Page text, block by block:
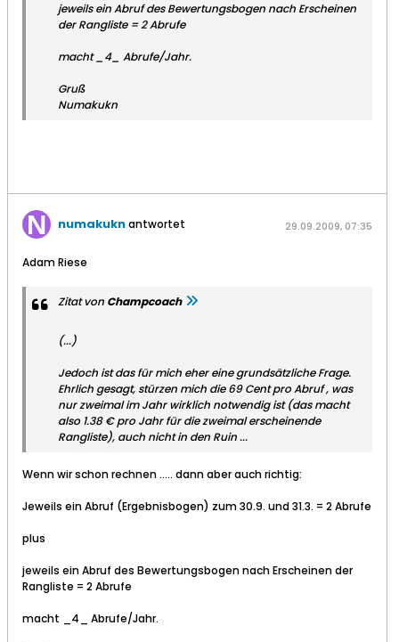
jeweils ein Abruf des Bewertungsbogen nach Erscheinen
der Rangliste = 2 Abrufe
macht _4_ Abrufe/Jahr.
Gruß
Numakukn
numakuknantwortet 29.09.2009, 07:35
Adam Riese
Zitat von Champcoach
(...)
Jedoch ist das für mich eher eine grundsätzliche Frage.
Ehrlich gesagt, stürzen mich die69 Cent pro Abruf, was
nur zweimal im Jahr wirklich notwendig ist (das macht
also 1.38 € pro Jahr für die zweimal erscheinende
Rangliste), auch nicht in den Ruin ...
Wenn wir schon rechnen ..... dann aber auch richtig:
Jeweils ein Abruf (Ergebnisbogen) zum 30.9. und 31.3. = 2 Abrufe
plus
jeweils ein Abruf des Bewertungsbogen nach Erscheinen der
Rangliste = 2 Abrufe
macht _4_ Abrufe/Jahr.